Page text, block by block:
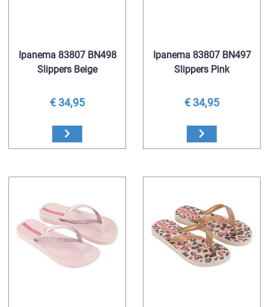
Ipanema 83807 BN498
Slippers Beige
€ 34,95
Ipanema 83807 BN497
Slippers Pink
€ 34,95